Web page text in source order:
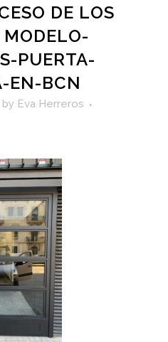
DE LOS
PUERTA-
EN-BCN
by Eva Herreros